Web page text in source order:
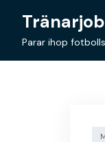
contentParar ihop